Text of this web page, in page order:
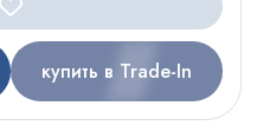
купить в Trade-In